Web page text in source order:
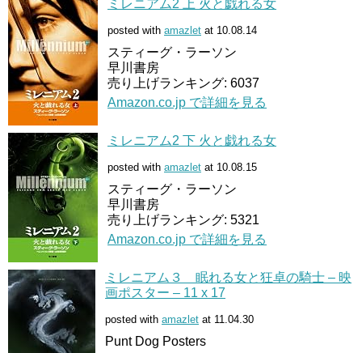
ミレニアム2 上 火と戯れる女
posted with amazlet at 10.08.14
スティーグ・ラーソン
早川書房
売り上げランキング: 6037
Amazon.co.jp で詳細を見る
ミレニアム2 下 火と戯れる女
posted with amazlet at 10.08.15
スティーグ・ラーソン
早川書房
売り上げランキング: 5321
Amazon.co.jp で詳細を見る
ミレニアム３ 眠れる女と狂卓の騎士 – 映
画ポスター – 11 x 17
posted with amazlet at 11.04.30
Punt Dog Posters